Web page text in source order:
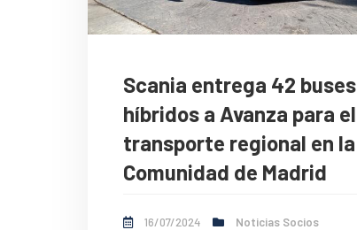
Scania entrega 42 buses
híbridos a Avanza para el
transporte regional en la
Comunidad de Madrid
16/07/2024 Noticias Socios